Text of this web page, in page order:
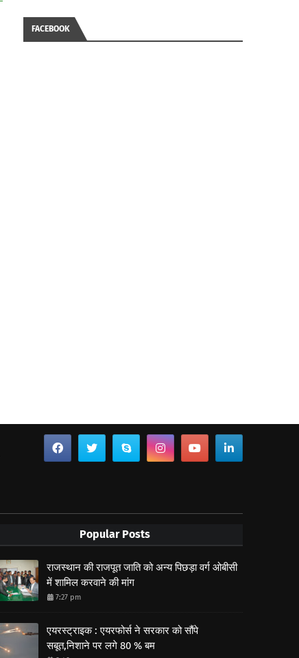
FACEBOOK
Popular Posts
राजस्थान की राजपूत जाति को अन्य पिछड़ा वर्ग ओबीसी
में शामिल करवाने की मांग
7:27 pm
एयरस्ट्राइक : एयरफोर्स ने सरकार को सौंपे
सबूत,निशाने पर लगे 80 % बम